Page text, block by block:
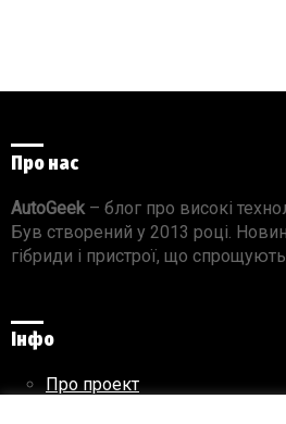
Про нас
AutoGeek – блог про високі
Був створений у 2013 році.
гібриди і пристрої, що спрощують
Інфо
Про проект